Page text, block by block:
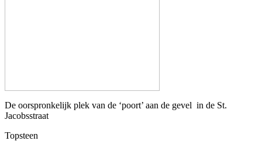
De oorspronkelijk plek van de ‘poort’ aan de gevel in de St.
Jacobsstraat
Topsteen